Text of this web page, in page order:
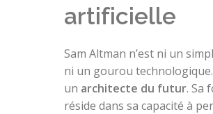
artificielle
Sam Altman n’est ni un
ni un gourou
un architecte du futur. Sa
réside dans sa capacité à